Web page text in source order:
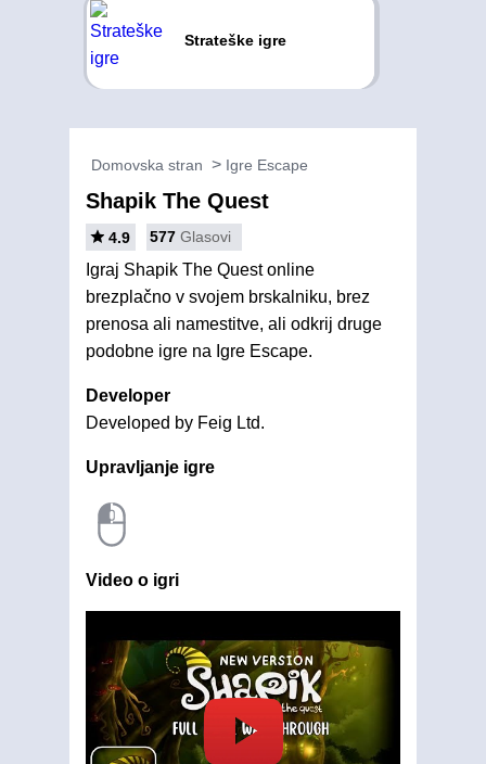
Strateške igre
Domovska stran Igre Escape
Shapik The Quest
4.9 577 Glasovi
Igraj Shapik The Quest online
brezplačno v svojem brskalniku, brez
prenosa ali namestitve, ali odkrij druge
podobne igre na Igre Escape.
Developer
Developed by Feig Ltd.
Upravljanje igre
Video o igri